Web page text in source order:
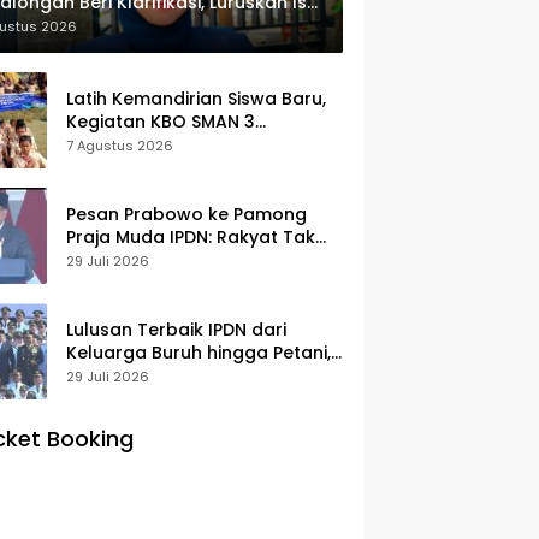
Revitalisasi
2026
Latih Kemandirian Siswa Baru,
Kegiatan KBO SMAN 3
Pekalongan Mendapat
7 Agustus 2026
Pesan Prabowo ke Pamong
Praja Muda IPDN: Rakyat Tak
Butuh Birokrasi Berbelit
29 Juli 2026
Lulusan Terbaik IPDN dari
Keluarga Buruh hingga Petani,
Prabowo: Membanggakan Hati
29 Juli 2026
Booking